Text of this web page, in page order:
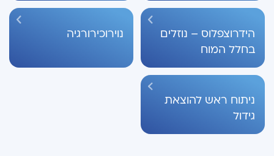
הידרוצפלוס – נוזלים
בחלל המוח
נוירוכירורגיה
ניתוח ראש להוצאת
גידול